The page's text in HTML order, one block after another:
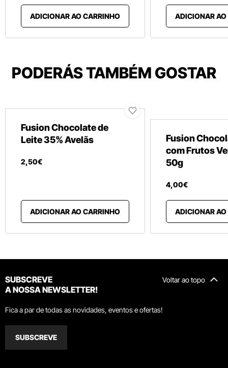
ADICIONAR AO CARRINHO ADICIONAR
PODERÁS TAMBÉM GOSTAR
Fusion Chocolate de
Leite 35% Avelãs
2,50€
ADICIONAR AO CARRINHO
Fusion
com Frutos
50g
4,00€
ADICIONAR
Voltar ao topo
SUBSCREVE
A NOSSA NEWSLETTER!
Fica a par de todas as novidades, eventos e ofertas!
SUBSCREVE